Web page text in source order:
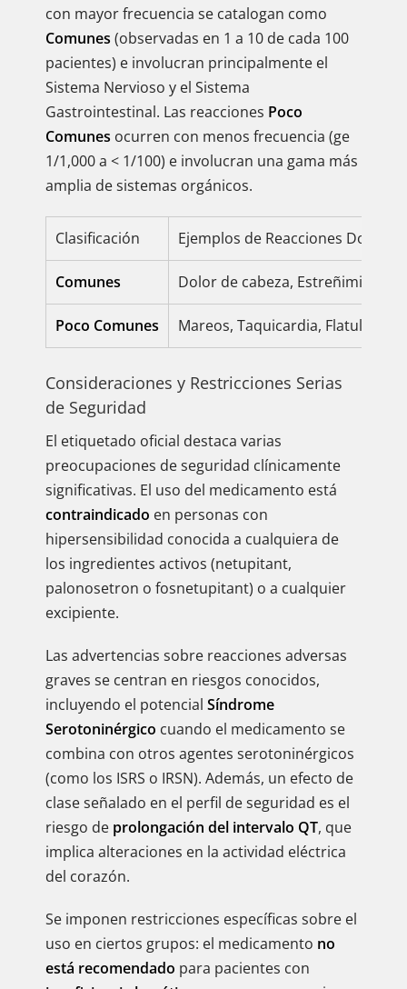
con mayor frecuencia se catalogan como
Comunes (observadas en 1 a 10 de cada 100
pacientes) e involucran principalmente el
Sistema Nervioso y el Sistema
Gastrointestinal. Las reacciones Poco
Comunes ocurren con menos frecuencia (ge
1/1,000 a < 1/100) e involucran una gama más
amplia de sistemas orgánicos.
Clasificación Ejemplos de Reacciones
Comunes Dolor de cabeza, Estreñimiento,
Poco Comunes Mareos, Taquicardia,
Consideraciones y Restricciones Serias
de Seguridad
El etiquetado oficial destaca varias
preocupaciones de seguridad clínicamente
significativas. El uso del medicamento está
contraindicado en personas con
hipersensibilidad conocida a cualquiera de
los ingredientes activos (netupitant,
palonosetron o fosnetupitant) o a cualquier
excipiente.
Las advertencias sobre reacciones adversas
graves se centran en riesgos conocidos,
incluyendo el potencial Síndrome
Serotoninérgico cuando el medicamento se
combina con otros agentes serotoninérgicos
(como los ISRS o IRSN). Además, un efecto de
clase señalado en el perfil de seguridad es el
riesgo de prolongación del intervalo QT, que
implica alteraciones en la actividad eléctrica
del corazón.
Se imponen restricciones específicas sobre el
uso en ciertos grupos: el medicamento no
está recomendado para pacientes con